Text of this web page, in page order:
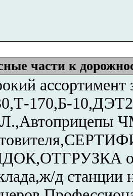
части к
ассортимент
170,Б-
от
д